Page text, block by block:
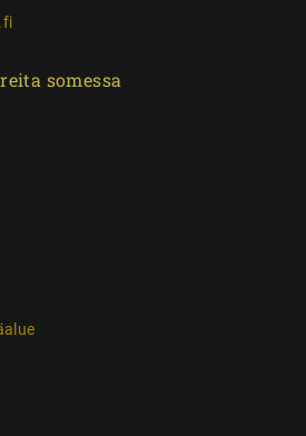
somessa